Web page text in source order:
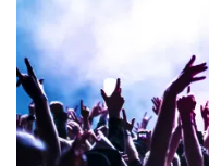
BESTEL NU